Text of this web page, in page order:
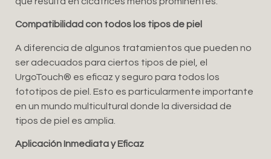
Compatibilidad con todos los tipos de piel
A diferencia de algunos tratamientos que pueden no
ser adecuados para ciertos tipos de piel, el
UrgoTouch®️ es eficaz y seguro para todos los
fototipos de piel. Esto es particularmente importante
en un mundo multicultural donde la diversidad de
tipos de piel es amplia.
Aplicación Inmediata y Eficaz